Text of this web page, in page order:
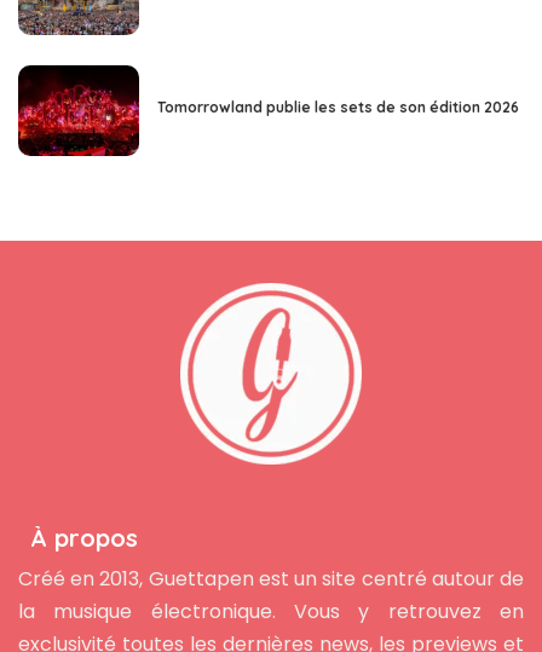
Tomorrowland publie les sets de son édition 2026
À propos
Créé en 2013, Guettapen est un site centré autour de
la musique électronique. Vous y retrouvez en
exclusivité toutes les dernières news, les previews et